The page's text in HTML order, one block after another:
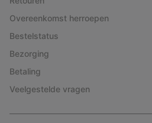
Overeenkomst herroepen
Bestelstatus
Bezorging
Betaling
Veelgestelde vragen